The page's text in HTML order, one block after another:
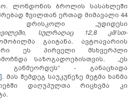
ლონდონის ბროლის სასახლეში
შვილთან ერთად მიმავალი 44
დრისკოლი „უდიდესი
ი, სულრაღაც12,8 კმ/სთ-
გაიტანა. ავტოავარიის
ეს პირველი მსხვერპლი
საზოგადოებისთვის. „ეს
განმეორდეს“ - განაცხადა
. მას შემდეგ საუკუნეზე მეტმა ხანმა
დაღუპულთა რიცხვმა კი